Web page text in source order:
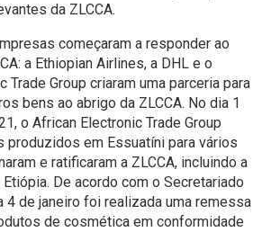
da ZLCCA.
começaram a responder ao
a Ethiopian Airlines, a DHL e o
Trade Group criaram uma parceria para
bens ao abrigo da ZLCCA. No dia 1
o African Electronic Trade Group
produzidos em Essuatíni para vários
e ratificaram a ZLCCA, incluindo a
De acordo com o Secretariado
4 de janeiro foi realizada uma remessa
de cosmética em conformidade